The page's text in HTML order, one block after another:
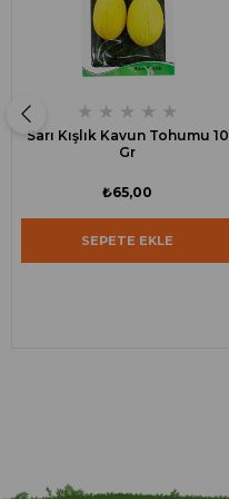
★ ★ ★ ★ ★
Sarı Kışlık Kavun Tohumu 10
Gr
₺65,00
SEPETE EKLE